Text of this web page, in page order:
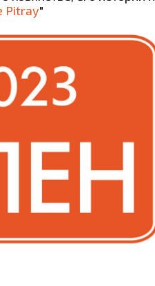
Pitray"